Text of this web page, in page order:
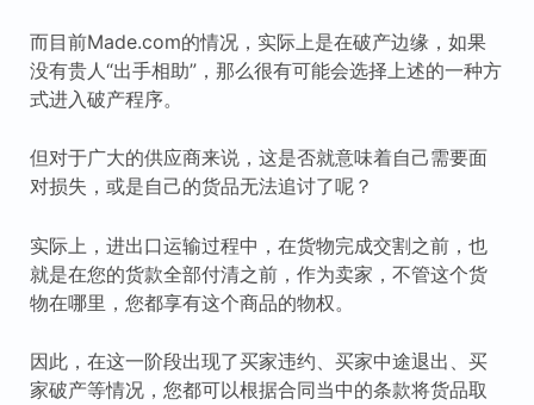
而目前Made.com的情况，实际上是在破产边缘，如果
没有贵人“出手相助”，那么很有可能会选择上述的一种方
式进入破产程序。
但对于广大的供应商来说，这是否就意味着自己需要面
对损失，或是自己的货品无法追讨了呢？
实际上，进出口运输过程中，在货物完成交割之前，也
就是在您的货款全部付清之前，作为卖家，不管这个货
物在哪里，您都享有这个商品的物权。
因此，在这一阶段出现了买家违约、买家中途退出、买
家破产等情况，您都可以根据合同当中的条款将货品取